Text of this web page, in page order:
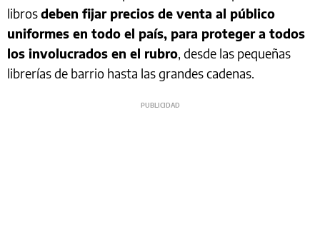
librosdeben fijar precios de venta al público
uniformes en todo el país, para proteger a todos
los involucrados en el rubro, desde las pequeñas
librerías de barrio hasta las grandes cadenas.